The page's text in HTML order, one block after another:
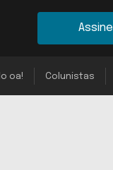
Assine
oa! Colunistas